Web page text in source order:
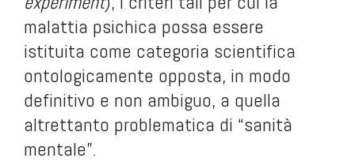
malattia psichica possa essere
istituita come categoria scientifica
ontologicamente opposta, in modo
definitivo e non ambiguo, a quella
altrettanto problematica di “sanità
mentale”.